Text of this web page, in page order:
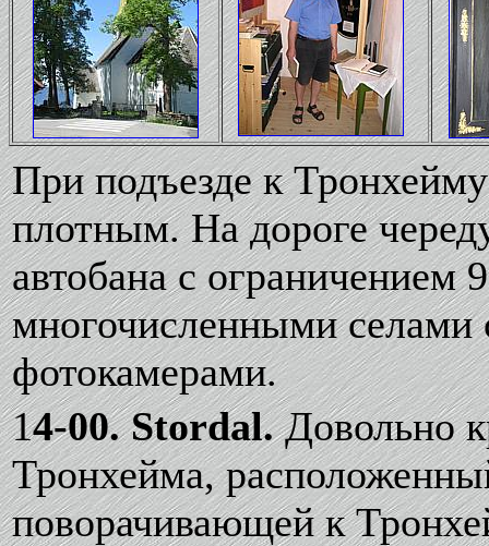
При подъезде к
плотным. На дороге
автобана с ограничением
многочисленными селами
фотокамерами.
14-00. Stordal.Довольно
Тронхейма,
поворачивающей к